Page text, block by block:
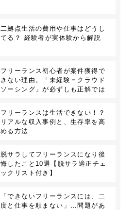
二拠点生活の費用や仕事はどうし
てる？ 経験者が実体験から解説
フリーランス初心者が案件獲得で
きない理由。「未経験＝クラウド
ソーシング」が必ずしも正解では
フリーランスは生活できない！？
リアルな収入事例と、生存率を高
める方法
脱サラしてフリーランスになり後
悔したこと10選【脱サラ適正チェ
ックリスト付き】
「できないフリーランスには、二
度と仕事を頼まない」…問題があ